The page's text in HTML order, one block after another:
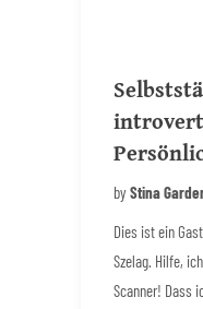
by Stina
Dies ist ein
Szelag. Hilfe,
Scanner! Dass